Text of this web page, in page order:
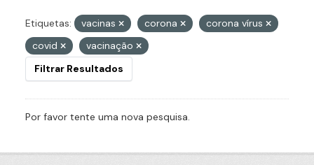
Etiquetas: vacinas corona
corona vírus
covid
vacinação
Filtrar Resultados
Por favor tente uma nova pesquisa.